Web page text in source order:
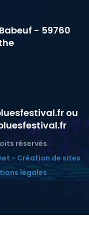
- 59760
ou
réservés.
- Création de sites
légales